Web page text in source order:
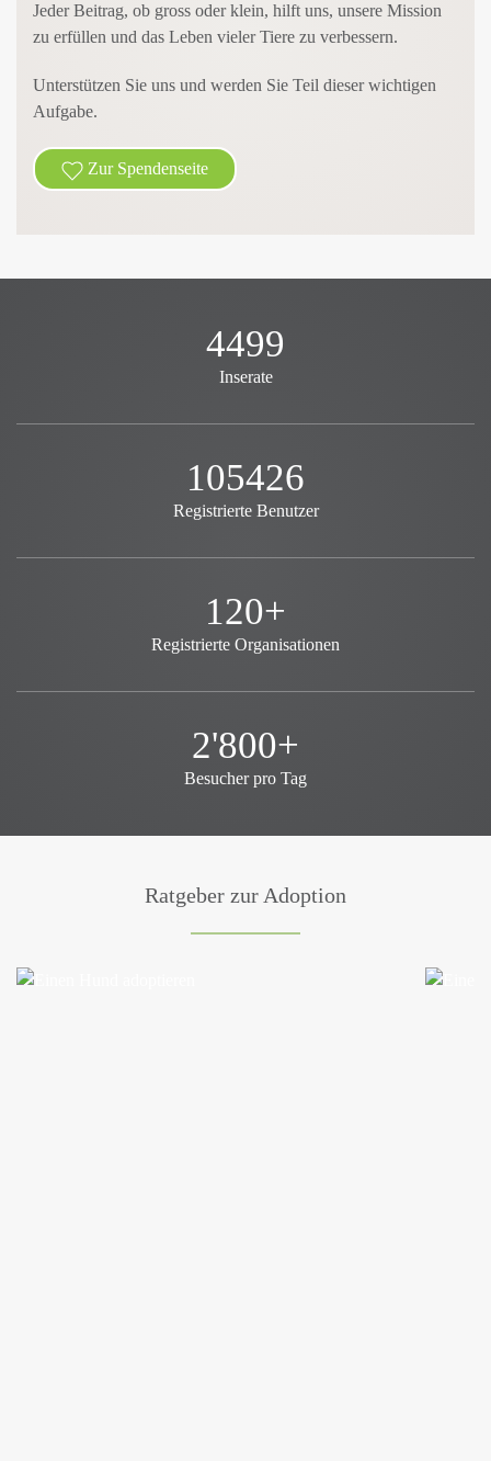
Jeder Beitrag, ob gross oder klein, hilft uns, unsere Mission
zu erfüllen und das Leben vieler Tiere zu verbessern.
Unterstützen Sie uns und werden Sie Teil dieser wichtigen
Aufgabe.
Zur Spendenseite
4499
Inserate
105426
Registrierte Benutzer
120+
Registrierte Organisationen
2'800+
Besucher pro Tag
Ratgeber zur Adoption